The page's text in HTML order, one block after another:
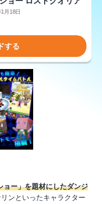
月18日
する
ョー」を題材にしたダンジ
ンといったキャラクター